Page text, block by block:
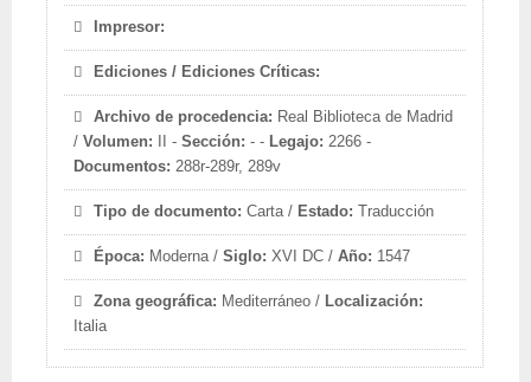
Impresor:
Ediciones / Ediciones Críticas:
Archivo de procedencia: Real Biblioteca de Madrid
/Volumen: II -Sección: - - Legajo: 2266 -
Documentos: 288r-289r, 289v
Tipo de documento: Carta / Estado: Traducción
Época: Moderna /Siglo: XVI DC /Año: 1547
Zona geográfica: Mediterráneo / Localización:
Italia